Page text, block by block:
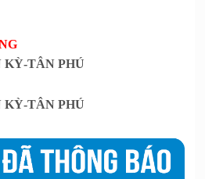
KỲ-TÂN PHÚ
KỲ-TÂN PHÚ